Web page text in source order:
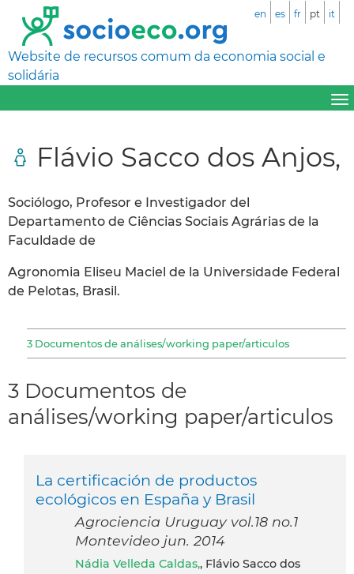
Website de recursos comum da economia social e
solidária
en es fr pt it
Flávio Sacco dos Anjos,
Sociólogo, Profesor e Investigador del
Departamento de Ciências Sociais Agrárias de la
Faculdade de
Agronomia Eliseu Maciel de la Universidade Federal
de Pelotas, Brasil.
3 Documentos de análises/working paper/articulos
3 Documentos de
análises/working paper/articulos
La certificación de productos
ecológicos en España y Brasil
Agrociencia Uruguay vol.18 no.1
Montevideo jun. 2014
Nádia Velleda Caldas,, Flávio Sacco dos